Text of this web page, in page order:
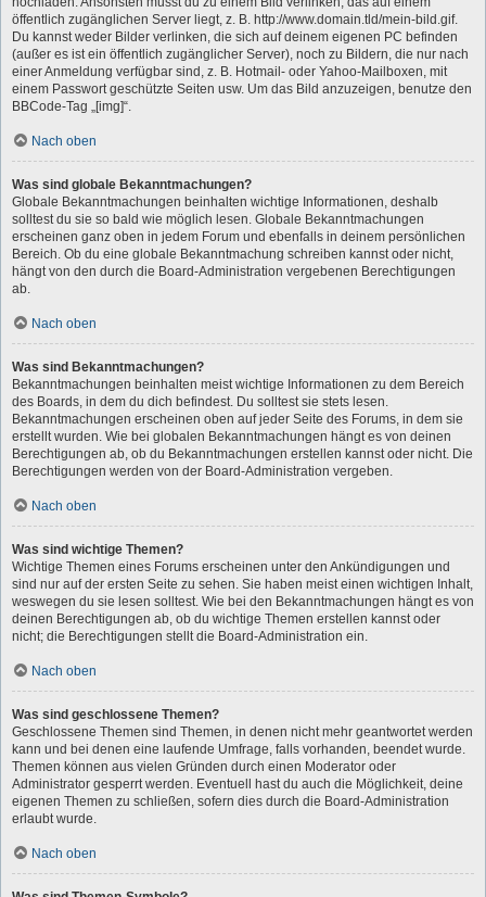
öffentlich zugänglichen Server liegt, z. B. http://www.domain.tld/mein-bild.gif.
Du kannst weder Bilder verlinken, die sich auf deinem eigenen PC befinden
(außer es ist ein öffentlich zugänglicher Server), noch zu Bildern, die nur nach
einer Anmeldung verfügbar sind, z. B. Hotmail- oder Yahoo-Mailboxen, mit
einem Passwort geschützte Seiten usw. Um das Bild anzuzeigen, benutze den
BBCode-Tag „[img]“.
Nach oben
Was sind globale Bekanntmachungen?
Globale Bekanntmachungen beinhalten wichtige Informationen, deshalb
solltest du sie so bald wie möglich lesen. Globale Bekanntmachungen
erscheinen ganz oben in jedem Forum und ebenfalls in deinem persönlichen
Bereich. Ob du eine globale Bekanntmachung schreiben kannst oder nicht,
hängt von den durch die Board-Administration vergebenen Berechtigungen
ab.
Nach oben
Was sind Bekanntmachungen?
Bekanntmachungen beinhalten meist wichtige Informationen zu dem Bereich
des Boards, in dem du dich befindest. Du solltest sie stets lesen.
Bekanntmachungen erscheinen oben auf jeder Seite des Forums, in dem sie
erstellt wurden. Wie bei globalen Bekanntmachungen hängt es von deinen
Berechtigungen ab, ob du Bekanntmachungen erstellen kannst oder nicht. Die
Berechtigungen werden von der Board-Administration vergeben.
Nach oben
Was sind wichtige Themen?
Wichtige Themen eines Forums erscheinen unter den Ankündigungen und
sind nur auf der ersten Seite zu sehen. Sie haben meist einen wichtigen Inhalt,
weswegen du sie lesen solltest. Wie bei den Bekanntmachungen hängt es von
deinen Berechtigungen ab, ob du wichtige Themen erstellen kannst oder
nicht; die Berechtigungen stellt die Board-Administration ein.
Nach oben
Was sind geschlossene Themen?
Geschlossene Themen sind Themen, in denen nicht mehr geantwortet werden
kann und bei denen eine laufende Umfrage, falls vorhanden, beendet wurde.
Themen können aus vielen Gründen durch einen Moderator oder
Administrator gesperrt werden. Eventuell hast du auch die Möglichkeit, deine
eigenen Themen zu schließen, sofern dies durch die Board-Administration
erlaubt wurde.
Nach oben